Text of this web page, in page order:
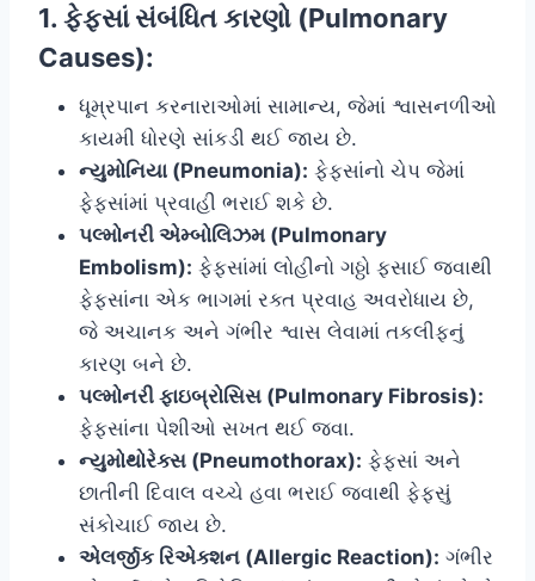
1. ફેફસાં સંબંધિત કારણો (Pulmonary
Causes):
ધૂમ્રપાન કરનારાઓમાં સામાન્ય, જેમાં શ્વાસનળીઓ
કાયમી ધોરણે સાંકડી થઈ જાય છે.
ન્યુમોનિયા (Pneumonia): ફેફસાંનો ચેપ જેમાં
ફેફસાંમાં પ્રવાહી ભરાઈ શકે છે.
પલ્મોનરી એમ્બોલિઝમ (Pulmonary
Embolism): ફેફસાંમાં લોહીનો ગઠ્ઠો ફસાઈ જવાથી
ફેફસાંના એક ભાગમાં રક્ત પ્રવાહ અવરોધાય છે,
જે અચાનક અને ગંભીર શ્વાસ લેવામાં તકલીફનું
કારણ બને છે.
પલ્મોનરી ફાઇબ્રોસિસ (Pulmonary Fibrosis):
ફેફસાંના પેશીઓ સખત થઈ જવા.
ન્યુમોથોરેક્સ (Pneumothorax): ફેફસાં અને
છાતીની દિવાલ વચ્ચે હવા ભરાઈ જવાથી ફેફસું
સંકોચાઈ જાય છે.
એલર્જીક રિએક્શન (Allergic Reaction): ગંભીર